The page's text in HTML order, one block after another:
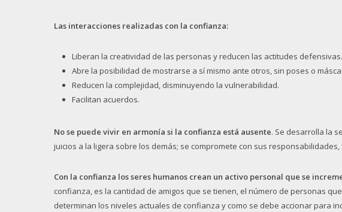
Las interacciones realizadas con la confianza:
Liberan la creatividad de las personas y reducen las actitudes defensivas.
Abre la posibilidad de mostrarse a sí mismo ante otros, sin poses o
Reducen la complejidad, disminuyendo la vulnerabilidad.
Facilitan acuerdos.
No se puede vivir en armonía si la confianza está ausente. Se desarrolla la
juicios a la ligera sobre los demás; se compromete con sus
Con la confianza los seres humanos crean un activo personal que se
confianza, es la cantidad de amigos que se tienen, el número de personas
determinan los niveles actuales de confianza y como se debe accionar para